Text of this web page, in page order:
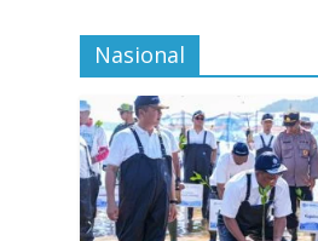
Nasional